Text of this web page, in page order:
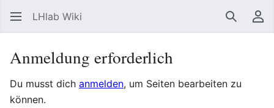
LHlab Wiki Suchen
Anmeldung erforderlich
Du musst dich anmelden, um Seiten bearbeiten zu
können.